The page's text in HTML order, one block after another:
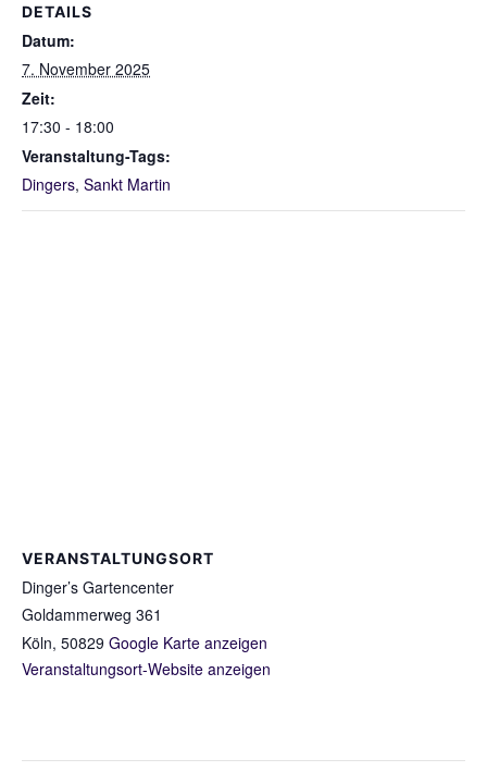
DETAILS
Datum:
7. November 2025
Zeit:
17:30 - 18:00
Veranstaltung-Tags:
Dingers, Sankt Martin
VERANSTALTUNGSORT
Dinger’s Gartencenter
Goldammerweg 361
Köln, 50829 Google Karte anzeigen
Veranstaltungsort-Website anzeigen